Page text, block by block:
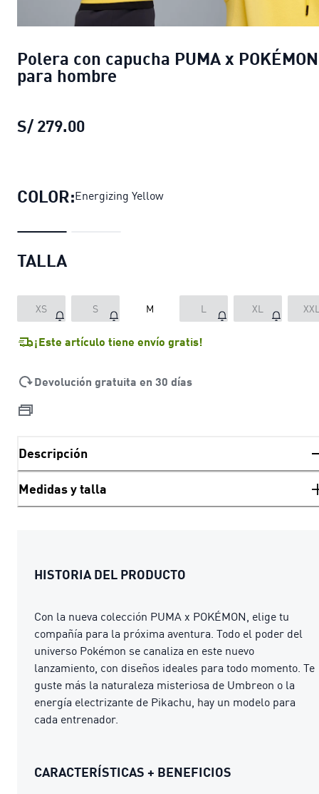
Polera con capucha PUMA x POKÉMON
para hombre
S/ 279.00
COLOR:Energizing Yellow
TALLA
XS S M L XL
¡Este artículo tiene envío gratis!
Devolución gratuita en 30 días
Descripción
Medidas y talla
HISTORIA DEL PRODUCTO
Con la nueva colección PUMA x POKÉMON, elige tu
compañía para la próxima aventura. Todo el poder del
universo Pokémon se canaliza en este nuevo
lanzamiento, con diseños ideales para todo momento. Te
guste más la naturaleza misteriosa de Umbreon o la
energía electrizante de Pikachu, hay un modelo para
cada entrenador.
CARACTERÍSTICAS + BENEFICIOS